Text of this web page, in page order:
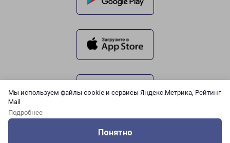
Мы используем файлы cookie и сервисы Яндекс.Метрика, Рейтинг
Mail
Подробнее
Понятно